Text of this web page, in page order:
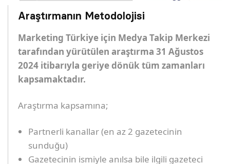
Araştırmanın Metodolojisi
Marketing Türkiye için Medya Takip Merkezi
tarafından yürütülen araştırma 31 Ağustos
2024 itibarıyla geriye dönük tüm zamanları
kapsamaktadır.
Araştırma kapsamına;
Partnerli kanallar (en az 2 gazetecinin
sunduğu)
Gazetecinin ismiyle anılsa bile ilgili gazeteci